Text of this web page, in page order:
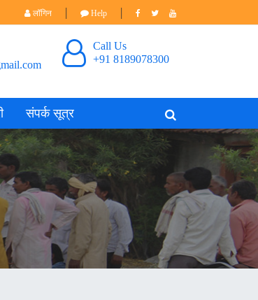
लॉगिन | Help |
Call Us
+91 8189078300
संपर्क सूत्र